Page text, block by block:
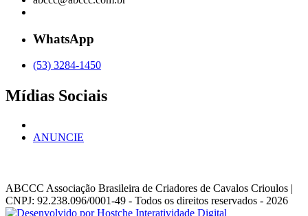
WhatsApp
(53) 3284-1450
Mídias Sociais
ANUNCIE
ABCCC Associação Brasileira de Criadores de Cavalos Crioulos |
CNPJ: 92.238.096/0001-49 - Todos os direitos reservados - 2026